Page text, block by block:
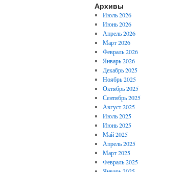
Архивы
Июль 2026
Июнь 2026
Апрель 2026
Март 2026
Февраль 2026
Январь 2026
Декабрь 2025
Ноябрь 2025
Октябрь 2025
Сентябрь 2025
Август 2025
Июль 2025
Июнь 2025
Май 2025
Апрель 2025
Март 2025
Февраль 2025